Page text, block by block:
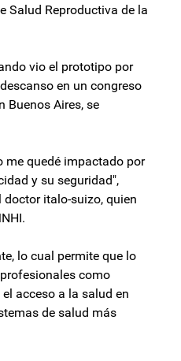
Salud Reproductiva de la
vio el prototipo por
en un congreso
Buenos Aires, se
me quedé impactado por
y su seguridad",
italo-suizo, quien
lo cual permite que lo
como
acceso a la salud en
de salud más